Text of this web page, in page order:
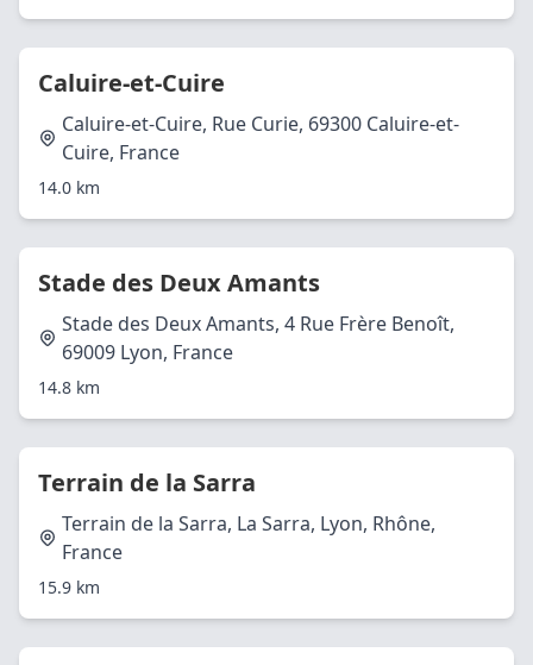
Caluire-et-Cuire
Caluire-et-Cuire, Rue Curie, 69300 Caluire-et-
Cuire, France
14.0 km
Stade des Deux Amants
Stade des Deux Amants, 4 Rue Frère Benoît,
69009 Lyon, France
14.8 km
Terrain de la Sarra
Terrain de la Sarra, La Sarra, Lyon, Rhône,
France
15.9 km